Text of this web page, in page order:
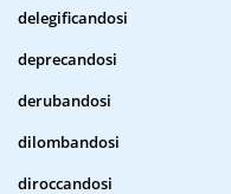
delegificandosi
deprecandosi
derubandosi
dilombandosi
diroccandosi